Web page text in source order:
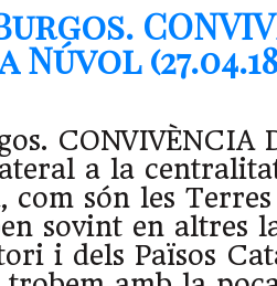
a Núvol
CONVIVÈNCIA
a la
són les
sovint en altres
i dels Països